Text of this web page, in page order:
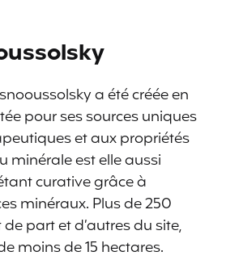
a été créée en
pour ses sources uniques
et aux propriétés
minérale est elle aussi
curative grâce à
minéraux. Plus de 250
part et d’autres du site,
moins de 15 hectares.